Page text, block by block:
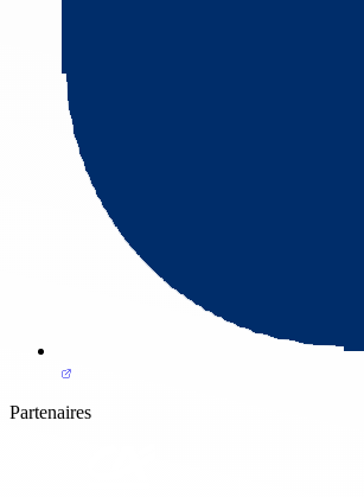
Partenaires